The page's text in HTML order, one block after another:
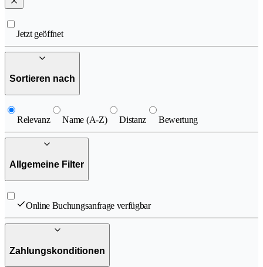
Jetzt geöffnet
Sortieren nach
Relevanz Name (A-Z) Distanz Bewertung
Allgemeine Filter
Online Buchungsanfrage verfügbar
Zahlungskonditionen